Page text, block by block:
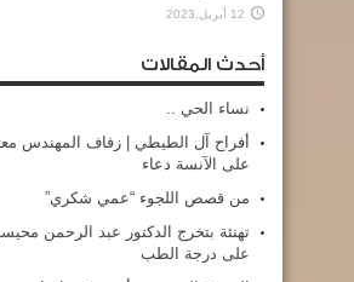
12 أبريل,2023
أحدث المقالات
نساء الحي ..
أفراح آل الطيطي | زفاف المهندس
على الآنسة دعاء
من قصص اللجوء “عمي شكري”
تهنئة بتخرج الدكتور عبد الرحمن
على درجة الطب